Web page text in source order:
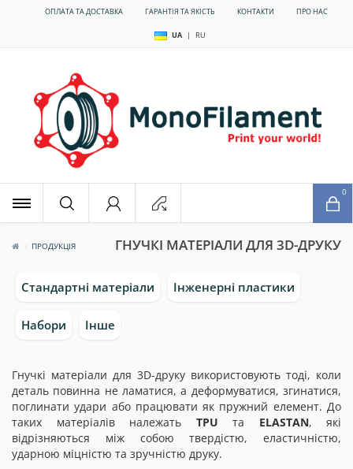
ОПЛАТА ТА ДОСТАВКА ГАРАНТІЯ ТА ЯКІСТЬ КОНТАКТИ ПРО НАС
UA | RU
0
ПРОДУКЦІЯ ГНУЧКІ МАТЕРІАЛИ ДЛЯ 3D-ДРУКУ
Стандартні матеріали Інженерні пластики
Набори Інше
Гнучкі матеріали для 3D-друку використовують тоді, коли
деталь повинна не ламатися, а деформуватися, згинатися,
поглинати удари або працювати як пружний елемент. До
таких матеріалів належать TPU та ELASTAN, які
відрізняються між собою твердістю, еластичністю,
ударною міцністю та зручністю друку.